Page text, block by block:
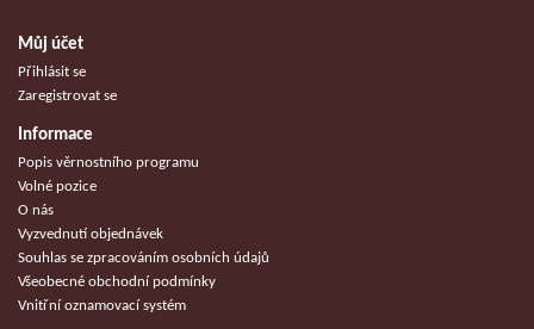
Můj účet
Přihlásit se
Zaregistrovat se
Informace
Popis věrnostního programu
Volné pozice
O nás
Vyzvednutí objednávek
Souhlas se zpracováním osobních údajů
Všeobecné obchodní podmínky
Vnitřní oznamovací systém